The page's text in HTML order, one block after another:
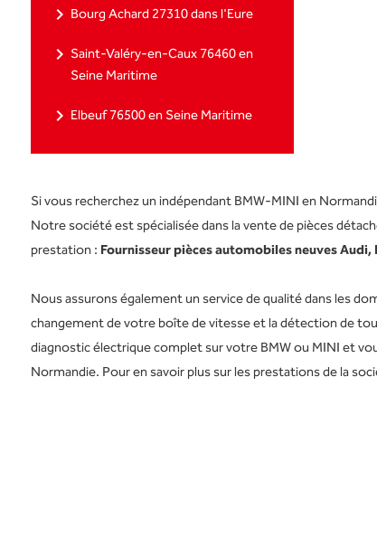
navigate_next Bourg Achard 27310 dans l'Eure
navigate_next Saint-Valéry-en-Caux 76460 en
Seine Maritime
navigate_next Elbeuf 76500 en Seine Maritime
Si vous recherchez un indépendant BMW-MINI en
Notre société est spécialisée dans la vente de pièces
prestation : Fournisseur pièces automobiles neuves Audi,
Nous assurons également un service de qualité dans les
changement de votre boîte de vitesse et la détection de
diagnostic électrique complet sur votre BMW ou MINI et
Normandie. Pour en savoir plus sur les prestations de la